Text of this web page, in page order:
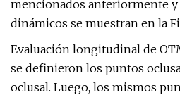
mencionados anteriormente y
dinámicos se muestran en la
Evaluación longitudinal de
se definieron los puntos
oclusal. Luego, los mismos